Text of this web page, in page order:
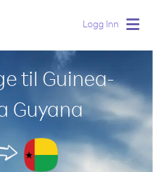
Logg Inn
til Guinea-
Guyana